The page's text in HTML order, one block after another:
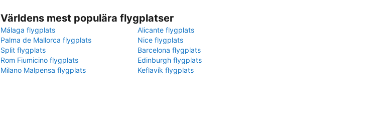
Världens mest populära flygplatser
Málaga flygplats
Alicante flygplats
Palma de Mallorca flygplats
Nice flygplats
Split flygplats
Barcelona flygplats
Rom Fiumicino flygplats
Edinburgh flygplats
Milano Malpensa flygplats
Keflavík flygplats